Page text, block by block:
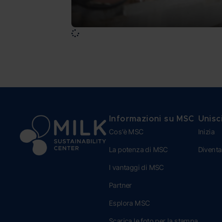
Informazioni su MSC
Cos’è MSC
La potenza di MSC
I vantaggi di MSC
Partner
Esplora MSC
Inizia